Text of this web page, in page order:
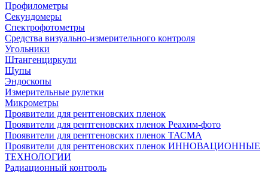
Профилометры
Секундомеры
Спектрофотометры
Средства визуально-измерительного контроля
Угольники
Штангенциркули
Щупы
Эндоскопы
Измерительные рулетки
Микрометры
Проявители для рентгеновских пленок
Проявители для рентгеновских пленок Реахим-фото
Проявители для рентгеновских пленок ТАСМА
Проявители для рентгеновских пленок ИННОВАЦИОННЫЕ
ТЕХНОЛОГИИ
Радиационный контроль